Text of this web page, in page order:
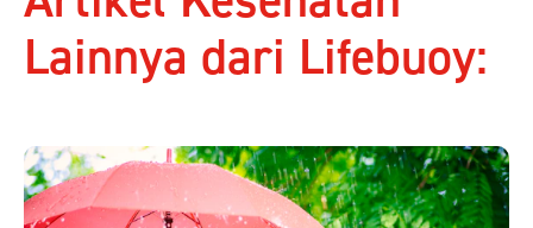
Lainnya dari Lifebuoy: